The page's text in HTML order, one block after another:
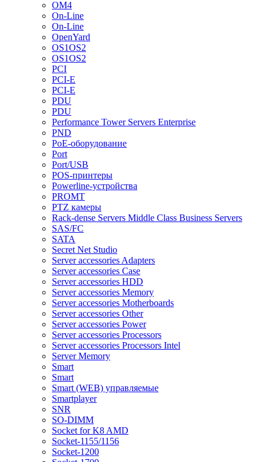
OM4
On-Line
On-Line
OpenYard
OS1OS2
OS1OS2
PCI
PCI-E
PCI-E
PDU
PDU
Performance Tower Servers Enterprise
PND
PoE-оборудование
Port
Port/USB
POS-принтеры
Powerline-устройства
PROMT
PTZ камеры
Rack-dense Servers Middle Class Business Servers
SAS/FC
SATA
Secret Net Studio
Server accessories Adapters
Server accessories Case
Server accessories HDD
Server accessories Memory
Server accessories Motherboards
Server accessories Other
Server accessories Power
Server accessories Processors
Server accessories Processors Intel
Server Memory
Smart
Smart
Smart (WEB) управляемые
Smartplayer
SNR
SO-DIMM
Socket for K8 AMD
Socket-1155/1156
Socket-1200